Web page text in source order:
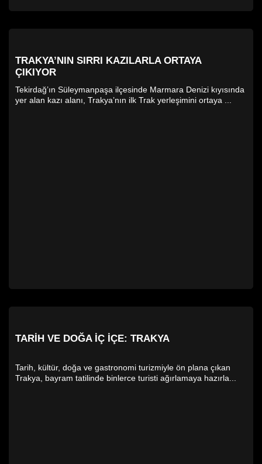
TRAKYA’NIN SIRRI KAZILARLA ORTAYA
ÇIKIYOR
Tekirdağ’ın Süleymanpaşa ilçesinde Marmara Denizi kıyısında
yer alan kazı alanı, Trakya’nın ilk Trak yerleşimini ortaya ...
TARIH VE DOĞA İÇ İÇE: TRAKYA
Tarih, kültür, doğa ve gastronomi turizmiyle ön plana çıkan
Trakya, bayram tatilinde binlerce turisti ağırlamaya hazırla...